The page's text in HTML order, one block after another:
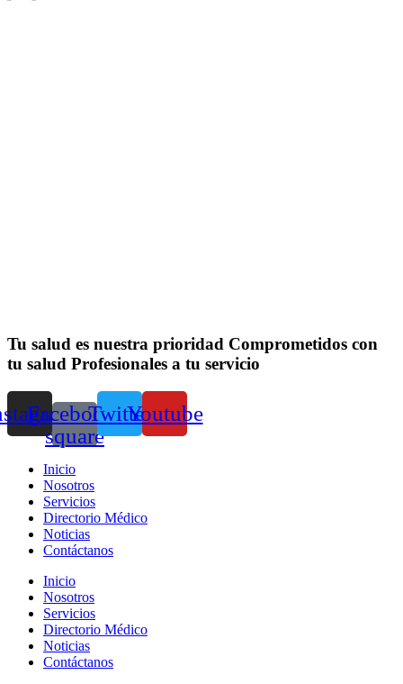
Tu salud es nuestra prioridad Comprometidos con
tu salud Profesionales a tu servicio
Facebook-
square
TwitterYoutube
Inicio
Nosotros
Servicios
Directorio Médico
Noticias
Contáctanos
Inicio
Nosotros
Servicios
Directorio Médico
Noticias
Contáctanos